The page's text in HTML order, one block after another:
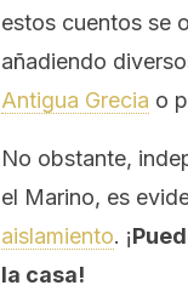
estos cuentos se
añadiendo
Antigua Grecia o
No obstante,
el Marino, es
aislamiento. ¡
la casa!